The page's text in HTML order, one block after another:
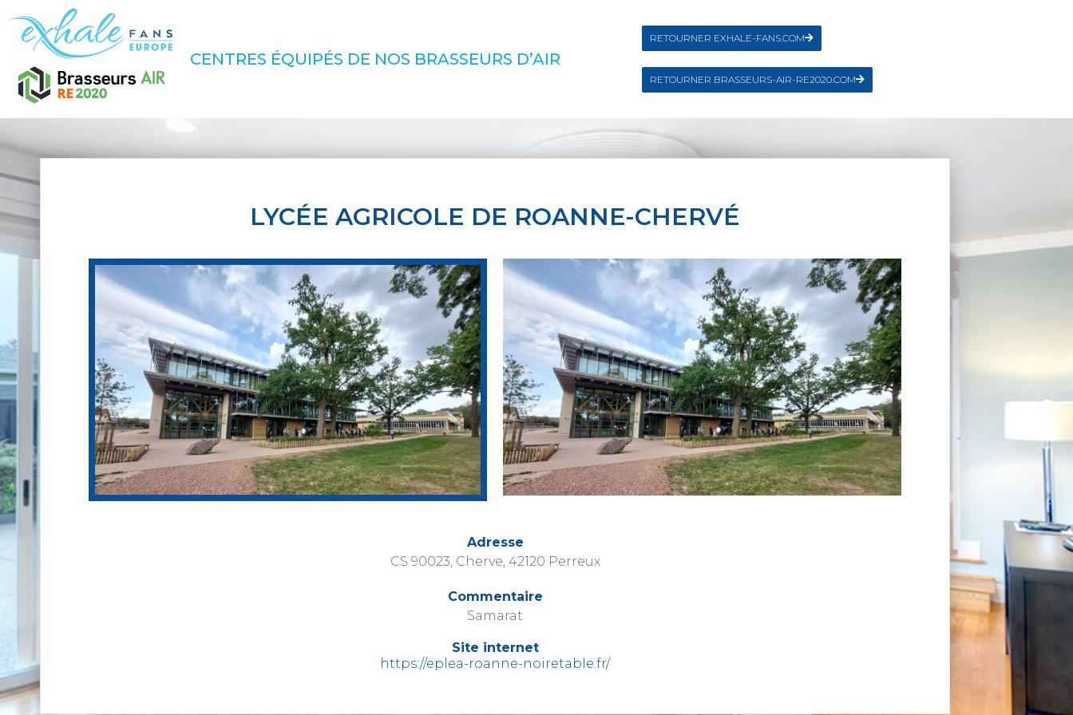
CENTRES ÉQUIPÉS DE NOS BRASSEURS D’AIR
RETOURNER EXHALE-FANS.COM
RETOURNER BRASSEURS-AIR-RE2020.COM
LYCÉE AGRICOLE DE ROANNE-CHERVÉ
Adresse
CS 90023, Cherve, 42120 Perreux
Commentaire
Samarat
Site internet
https://eplea-roanne-noiretable.fr/